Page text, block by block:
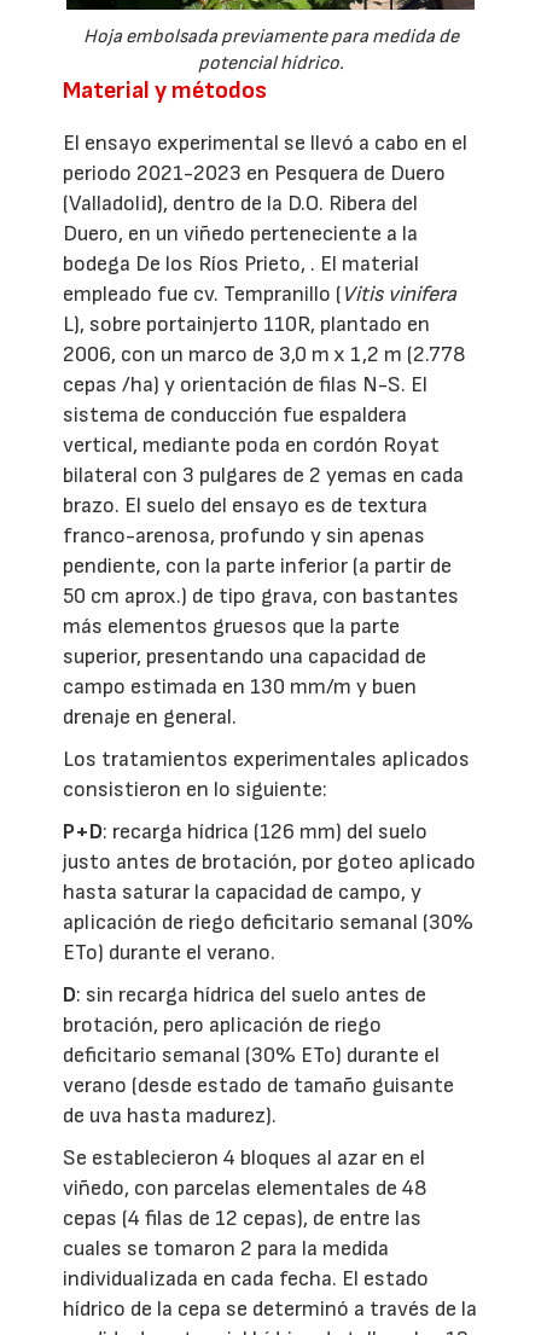
Hoja embolsada previamente para medida de
potencial hídrico.
Material y métodos
El ensayo experimental se llevó a cabo en el
periodo 2021-2023 en Pesquera de Duero
(Valladolid), dentro de la D.O. Ribera del
Duero, en un viñedo perteneciente a la
bodega De los Ríos Prieto, . El material
empleado fue cv. Tempranillo (Vitis vinifera
L), sobre portainjerto 110R, plantado en
2006, con un marco de 3,0 m x 1,2 m (2.778
cepas /ha) y orientación de filas N-S. El
sistema de conducción fue espaldera
vertical, mediante poda en cordón Royat
bilateral con 3 pulgares de 2 yemas en cada
brazo. El suelo del ensayo es de textura
franco-arenosa, profundo y sin apenas
pendiente, con la parte inferior (a partir de
50 cm aprox.) de tipo grava, con bastantes
más elementos gruesos que la parte
superior, presentando una capacidad de
campo estimada en 130 mm/m y buen
drenaje en general.
Los tratamientos experimentales aplicados
consistieron en lo siguiente:
P+D: recarga hídrica (126 mm) del suelo
justo antes de brotación, por goteo aplicado
hasta saturar la capacidad de campo, y
aplicación de riego deficitario semanal (30%
ETo) durante el verano.
D: sin recarga hídrica del suelo antes de
brotación, pero aplicación de riego
deficitario semanal (30% ETo) durante el
verano (desde estado de tamaño guisante
de uva hasta madurez).
Se establecieron 4 bloques al azar en el
viñedo, con parcelas elementales de 48
cepas (4 filas de 12 cepas), de entre las
cuales se tomaron 2 para la medida
individualizada en cada fecha. El estado
hídrico de la cepa se determinó a través de la